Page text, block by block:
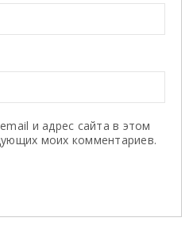
и адрес сайта в этом
моих комментариев.